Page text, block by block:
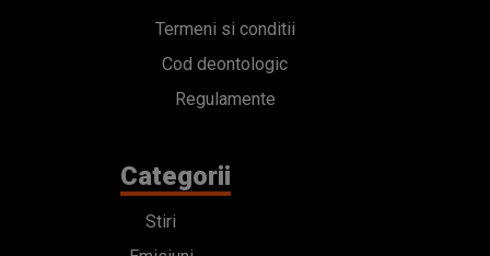
Termeni si conditii
Cod deontologic
Regulamente
Categorii
Stiri